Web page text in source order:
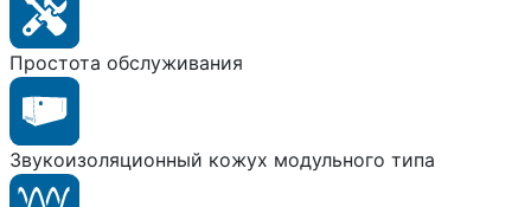
Простота обслуживания
Звукоизоляционный кожух модульного типа